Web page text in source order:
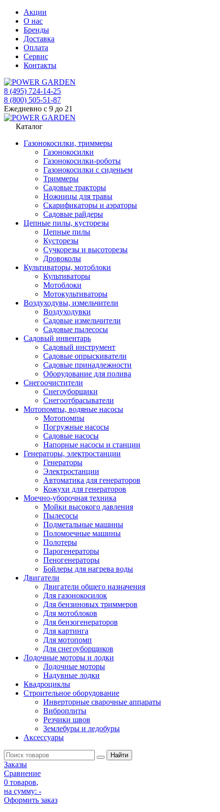
Акции
О нас
Бренды
Доставка
Оплата
Сервис
Контакты
8 (495) 724-14-25
8 (800) 505-51-87
Ежедневно с 9 до 21
Каталог
Газонокосилки, триммеры
Газонокосилки
Газонокосилки-роботы
Газонокосилки с сиденьем
Триммеры
Садовые тракторы
Ножницы для травы
Скарификаторы и аэраторы
Садовые райдеры
Цепные пилы, кусторезы
Цепные пилы
Кусторезы
Сучкорезы и высоторезы
Дровоколы
Культиваторы, мотоблоки
Культиваторы
Мотоблоки
Мотокультиваторы
Воздуходувы, измельчители
Воздуходувки
Садовые измельчители
Садовые пылесосы
Садовый инвентарь
Садовый инструмент
Садовые опрыскиватели
Садовые принадлежности
Оборудование для полива
Снегоочистители
Снегоуборщики
Снегоотбрасыватели
Мотопомпы, водяные насосы
Мотопомпы
Погружные насосы
Садовые насосы
Напорные насосы и станции
Генераторы, электростанции
Генераторы
Электростанции
Автоматика для генераторов
Кожухи для генераторов
Моечно-уборочная техника
Мойки высокого давления
Пылесосы
Подметальные машины
Поломоечные машины
Полотеры
Парогенераторы
Пеногенераторы
Бойлеры для нагрева воды
Двигатели
Двигатели общего назначения
Для газонокосилок
Для бензиновых триммеров
Для мотоблоков
Для бензогенераторов
Для картинга
Для мотопомп
Для снегоуборщиков
Лодочные моторы и лодки
Лодочные моторы
Надувные лодки
Квадроциклы
Строительное оборудование
Инверторные сварочные аппараты
Виброплиты
Резчики швов
Землебуры и ледобуры
Аксессуары
Заказы
Сравнение
0 товаров,
на сумму: -
Оформить заказ